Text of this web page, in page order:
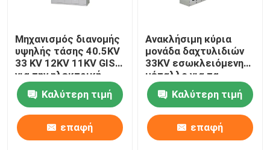
Μηχανισμός διανομής
υψηλής τάσης 40.5KV
33 KV 12KV 11KV GIS
για την ηλεκτρική
παραγωγή
Καλύτερη τιμή
επαφή
Ανακλήσιμη κύρια
μονάδα δαχτυλιδιών
33KV εσωκλειόμενη
μέταλλο για τα
ηλεκτρικά συστήματα
πλέγματοςΚαλύτερη τιμή
επαφή